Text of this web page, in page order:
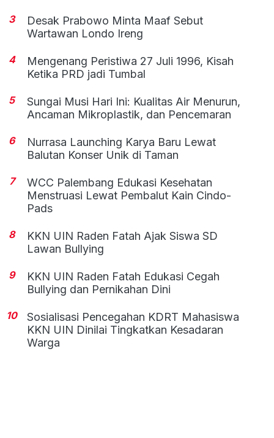
3
Desak Prabowo Minta Maaf Sebut
Wartawan Londo Ireng
4
Mengenang Peristiwa 27 Juli 1996, Kisah
Ketika PRD jadi Tumbal
5
Sungai Musi Hari Ini: Kualitas Air Menurun,
Ancaman Mikroplastik, dan Pencemaran
6
Nurrasa Launching Karya Baru Lewat
Balutan Konser Unik di Taman
7
WCC Palembang Edukasi Kesehatan
Menstruasi Lewat Pembalut Kain Cindo-
Pads
8
KKN UIN Raden Fatah Ajak Siswa SD
Lawan Bullying
9
KKN UIN Raden Fatah Edukasi Cegah
Bullying dan Pernikahan Dini
10
Sosialisasi Pencegahan KDRT Mahasiswa
KKN UIN Dinilai Tingkatkan Kesadaran
Warga